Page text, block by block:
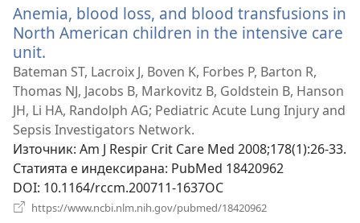
Anemia, blood loss, and blood transfusions in
North American children in the intensive care
unit.
нов
прозорец)
Bateman ST, Lacroix J, Boven K, Forbes P, Barton R,
Thomas NJ, Jacobs B, Markovitz B, Goldstein B, Hanson
JH, Li HA, Randolph AG; Pediatric Acute Lung Injury and
Sepsis Investigators Network.
Източник‎: Am J Respir Crit Care Med 2008;178(1):26-33.
Статията е индексирана‎: PubMed 18420962
DOI‎: 10.1164/rccm.200711-1637OC
https://www.ncbi.nlm.nih.gov/pubmed/18420962